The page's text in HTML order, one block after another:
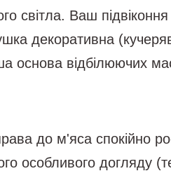
світла. Ваш
декоративна
основа відбілюючих
до м'яса спокійно
особливого догляду